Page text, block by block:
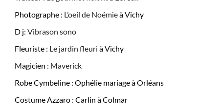
Photographe : L’oeil de Noémieà Vichy
D j: Vibrason sono
Fleuriste : Le jardin fleuri à Vichy
Magicien : Maverick
Robe Cymbeline : Ophélie mariage à Orléans
Costume Azzaro : Carlin à Colmar